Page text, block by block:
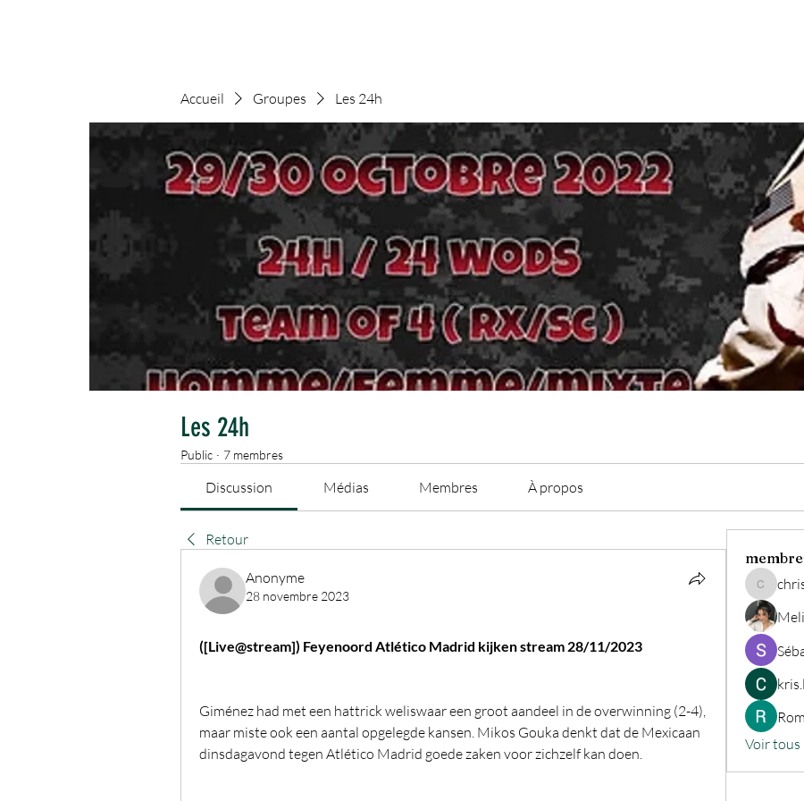
Accueil Groupes Les 24h
Les 24h
Public · 7 membres
Discussion Médias Membres À propos
Retour
Anonyme
28 novembre 2023
([Live@stream]) Feyenoord Atlético Madrid kijken stream 28/11/2023
Giménez had met een hattrick weliswaar een groot aandeel in de overwinning (2-4),
maar miste ook een aantal opgelegde kansen. Mikos Gouka denkt dat de Mexicaan
dinsdagavond tegen Atlético Madrid goede zaken voor zichzelf kan doen.
Voir tous